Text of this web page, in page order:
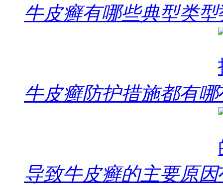
牛皮癣有哪些典型类型
牛皮癣防护措施都有哪
导致牛皮癣的主要原因